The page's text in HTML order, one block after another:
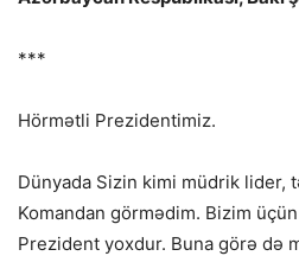
***
Hörmətli Prezidentimiz.
Dünyada Sizin kimi müdrik lider,
Komandan görmədim. Bizim
Prezident yoxdur. Buna görə də